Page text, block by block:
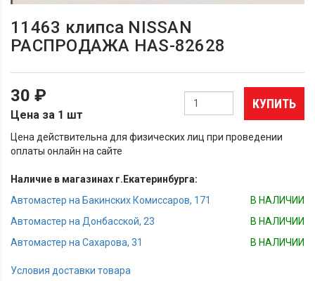
11463 клипса NISSAN
РАСПРОДАЖА HAS-82628
30 ₽
Цена за 1 шт
КУПИТЬ
Цена действительна для физических лиц при проведении
оплаты онлайн на сайте
Наличие в магазинах г.Екатеринбурга:
Автомастер на Бакинских Комиссаров, 171
В НАЛИЧИИ
Автомастер на Донбасской, 23
В НАЛИЧИИ
Автомастер на Сахарова, 31
В НАЛИЧИИ
Условия доставки товара